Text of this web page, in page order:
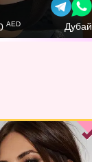
AED Дубай